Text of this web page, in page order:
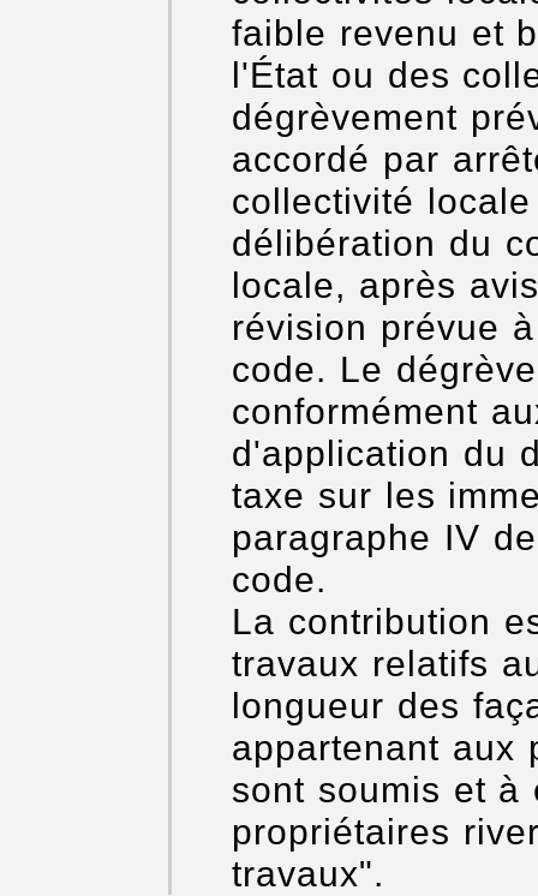
faible revenu et
l'État ou des
dégrèvement
accordé par
collectivité
délibération du
locale, après
révision prévue
code. Le
conformément
d'application du
taxe sur les
paragraphe IV
code.
La contribution
travaux relatifs
longueur des
appartenant aux
sont soumis et à
propriétaires
travaux".